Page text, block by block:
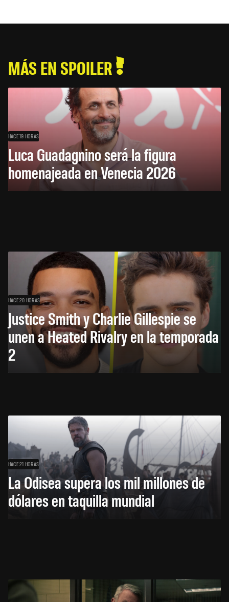
MÁS EN SPOILER
HACE 19 HORAS
Luca Guadagnino será la figura
homenajeada en Venecia 2026
HACE 20 HORAS
Justice Smith y Charlie Gillespie se
unen a Heated Rivalry en la temporada
2
HACE 21 HORAS
La Odisea supera los mil millones de
dólares en taquilla mundial